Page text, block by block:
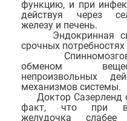
функцию, и при
действуя через
железу и печень.
Эндокринная
срочных
обменом
непроизвольных
механизмов системы.
Доктор Сазерленд
факт, что при
желудочка